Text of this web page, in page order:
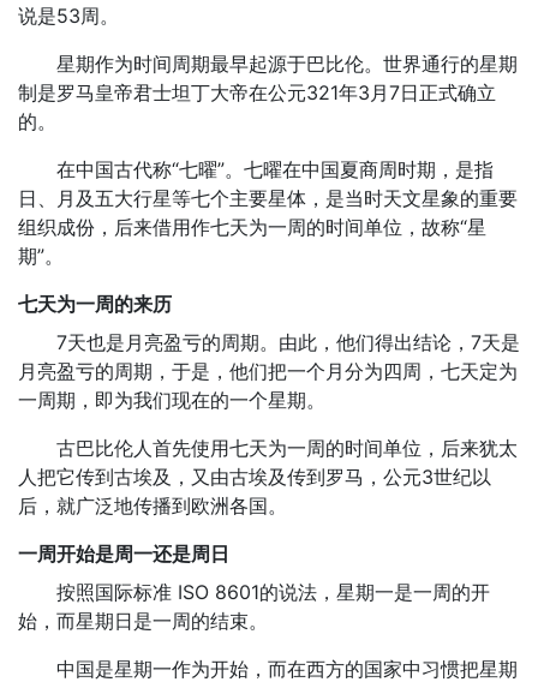
说是53周。
星期作为时间周期最早起源于巴比伦。世界通行的星期
制是罗马皇帝君士坦丁大帝在公元321年3月7日正式确立
的。
在中国古代称“七曜”。七曜在中国夏商周时期，是指
日、月及五大行星等七个主要星体，是当时天文星象的重要
组织成份，后来借用作七天为一周的时间单位，故称“星
期”。
七天为一周的来历
7天也是月亮盈亏的周期。由此，他们得出结论，7天是
月亮盈亏的周期，于是，他们把一个月分为四周，七天定为
一周期，即为我们现在的一个星期。
古巴比伦人首先使用七天为一周的时间单位，后来犹太
人把它传到古埃及，又由古埃及传到罗马，公元3世纪以
后，就广泛地传播到欧洲各国。
一周开始是周一还是周日
按照国际标准 ISO 8601的说法，星期一是一周的开
始，而星期日是一周的结束。
中国是星期一作为开始，而在西方的国家中习惯把星期